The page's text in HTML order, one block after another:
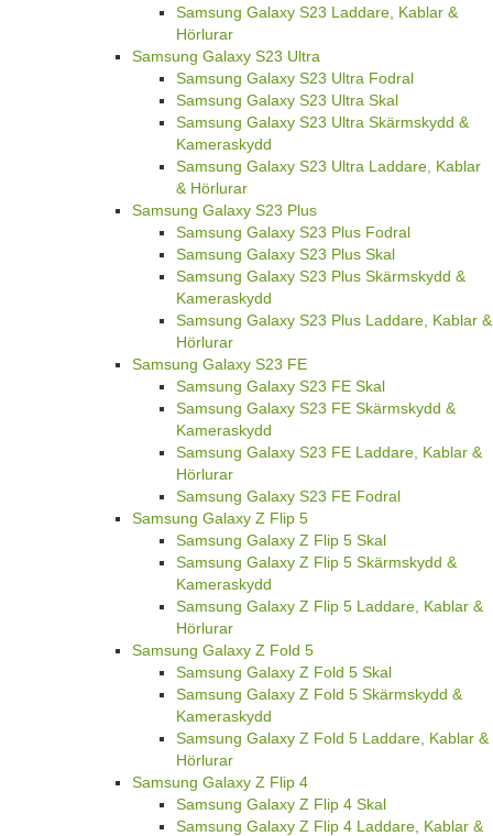
Samsung Galaxy S23 Laddare, Kablar &
Hörlurar
Samsung Galaxy S23 Ultra
Samsung Galaxy S23 Ultra Fodral
Samsung Galaxy S23 Ultra Skal
Samsung Galaxy S23 Ultra Skärmskydd &
Kameraskydd
Samsung Galaxy S23 Ultra Laddare, Kablar
& Hörlurar
Samsung Galaxy S23 Plus
Samsung Galaxy S23 Plus Fodral
Samsung Galaxy S23 Plus Skal
Samsung Galaxy S23 Plus Skärmskydd &
Kameraskydd
Samsung Galaxy S23 Plus Laddare, Kablar &
Hörlurar
Samsung Galaxy S23 FE
Samsung Galaxy S23 FE Skal
Samsung Galaxy S23 FE Skärmskydd &
Kameraskydd
Samsung Galaxy S23 FE Laddare, Kablar &
Hörlurar
Samsung Galaxy S23 FE Fodral
Samsung Galaxy Z Flip 5
Samsung Galaxy Z Flip 5 Skal
Samsung Galaxy Z Flip 5 Skärmskydd &
Kameraskydd
Samsung Galaxy Z Flip 5 Laddare, Kablar &
Hörlurar
Samsung Galaxy Z Fold 5
Samsung Galaxy Z Fold 5 Skal
Samsung Galaxy Z Fold 5 Skärmskydd &
Kameraskydd
Samsung Galaxy Z Fold 5 Laddare, Kablar &
Hörlurar
Samsung Galaxy Z Flip 4
Samsung Galaxy Z Flip 4 Skal
Samsung Galaxy Z Flip 4 Laddare, Kablar &